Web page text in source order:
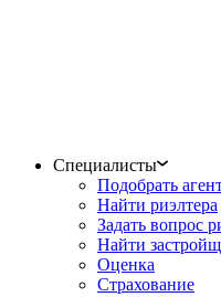
Специалисты
Подобрать
Найти риэлтера
Задать вопрос
Найти
Оценка
Страхование